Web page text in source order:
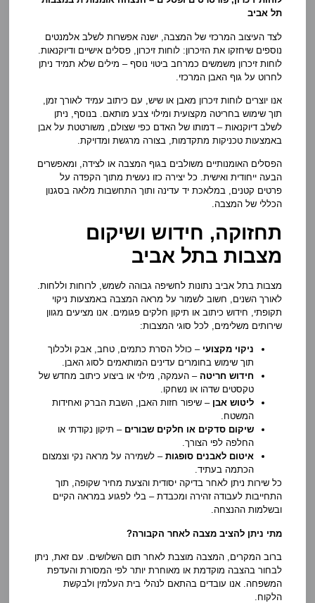
תל אביב
לצד העיצוב המרכזי של המצבה, ישנה אפשרות לשלב אלמנטים
נוספים שיחזקו את הזיכרון: לוחות זיכרון, פסלים אישיים ודיוקנאות.
לוחות זיכרון משמשים כמרחב ביטוי נוסף – מילים שלא תמיד ניתן
לחרוט על גוף האבן המרכזי.
אנו יוצרים לוחות זיכרון מאבן או שיש, עם כיתוב עמיד לאורך זמן,
תוך שימוש בחריטה מקצועית ומילוי צבע מותאם. בנוסף, ניתן
לשלב דיוקנאות – דמותו של האדם כפי שצולם, משורטטת על אבן
באמצעות טכניקות מתקדמות, בצורה מרגשת ומדויקת.
הפסלים האומנותיים משולבים בגוף המצבה או לצידה, ומאפשרים
הבעה ייחודית ואישית. כל יצירה כזו נעשית מתוך הקפדה על
פרטים קטנים, במלאכת יד עדינה ותוך התחשבות מלאה בסגנון
הכללי של המצבה.
תחזוקה, חידוש ושיקום
מצבות בתל אביב
מצבות בתל אביב נתונות לחשיפה גבוהה לשמש, לרוחות וללחות.
לאורך השנים, חשוב לשמור על מראה המצבה באמצעות ניקוי
תקופתי, חידוש כיתוב או תיקון חלקים פגומים. אנו מציעים מגוון
שירותים משלימים, לכל סוגי המצבות:
ניקוי מקצועי – כולל הסרת כתמים, טחב, אבק ולכלוך
תוך שימוש בחומרים עדינים המותאמים לסוג האבן.
חידוש חריטה – העמקה, מילוי או ביצוע כיתוב מחדש של
טקסטים שדהו או נשחקו.
ליטוש אבן – שיפור חזות האבן, השבת הברק ואחידות
המשטח.
שיקום סדקים או חלקים שבורים – תיקון נקודתי או
החלפה לפי הצורך.
איטום לאבנים סופגות – לשמירה על מראה נקי וצמצום
הכתמה בעתיד.
כל שירות ניתן לאחר בדיקה יסודית והצעת מחיר שקופה, תוך
התחייבות לעבודה זהירה ומכבדת – בלי לפגוע במראה הקיים
ובשלמות ההנצחה.
מתי ניתן להציב מצבה לאחר הקבורה?
ברוב המקרים, המצבה מוצבת לאחר תום השלושים. עם זאת, ניתן
לבחור בהצבה מוקדמת או מאוחרת יותר לפי המסורת והעדפת
המשפחה. אנו עובדים בהתאם לנהלי בית העלמין ולבקשת
הלקוח.